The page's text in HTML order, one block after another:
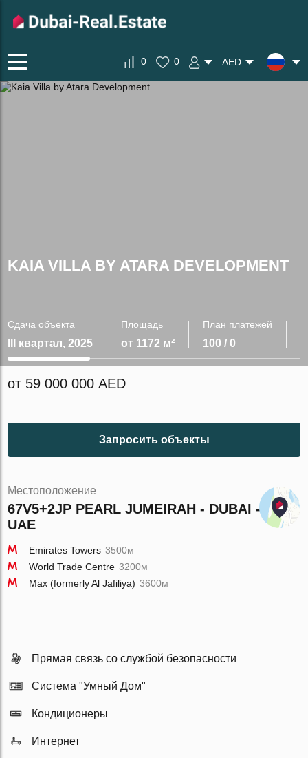
0 0 AED
KAIA VILLA BY ATARA DEVELOPMENT
Сдача объекта
III квартал, 2025
Площадь
от 1172 м²
План платежей
100 / 0
от 59 000 000 AED
Запросить объекты
Местоположение
67V5+2JP PEARL JUMEIRAH - DUBAI -
UAE
Emirates Towers 3500м
World Trade Centre 3200м
Max (formerly Al Jafiliya) 3600м
Прямая связь со службой безопасности
Система "Умный Дом"
Кондиционеры
Интернет